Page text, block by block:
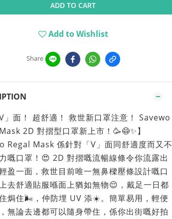
ADD TO CART
Add to Wishlist
Share
V」面！ 超舒適！ 救世新口罩注意！ Savewo
2D 對摺型口罩新上市！🥳😷✨】
Regal Mask 係針對「V」面同舒適度而又不
嘅口罩！😍 2D 對摺嘅流暢線條令你流露出
盈一面，救世目前唯一無鼻樑壓條設計嘅口
去舒適貼服喺面上猶如無物😌，戴足一日都
焗住🌬️，仲防埋 UV 添☀️。簡單易用，輕便
無論去邊都可以隨身帶住，係你出街嘅好拍